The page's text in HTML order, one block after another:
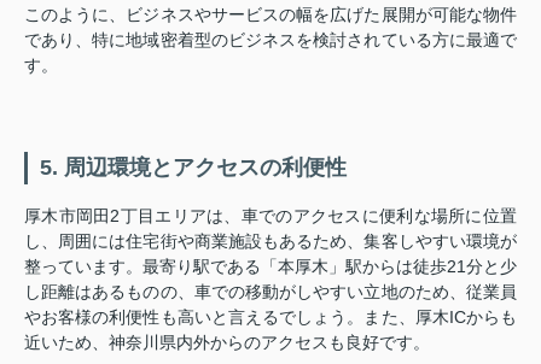
このように、ビジネスやサービスの幅を広げた展開が可能な物件
であり、特に地域密着型のビジネスを検討されている方に最適で
す。
5. 周辺環境とアクセスの利便性
厚木市岡田2丁目エリアは、車でのアクセスに便利な場所に位置
し、周囲には住宅街や商業施設もあるため、集客しやすい環境が
整っています。最寄り駅である「本厚木」駅からは徒歩21分と少
し距離はあるものの、車での移動がしやすい立地のため、従業員
やお客様の利便性も高いと言えるでしょう。また、厚木ICからも
近いため、神奈川県内外からのアクセスも良好です。